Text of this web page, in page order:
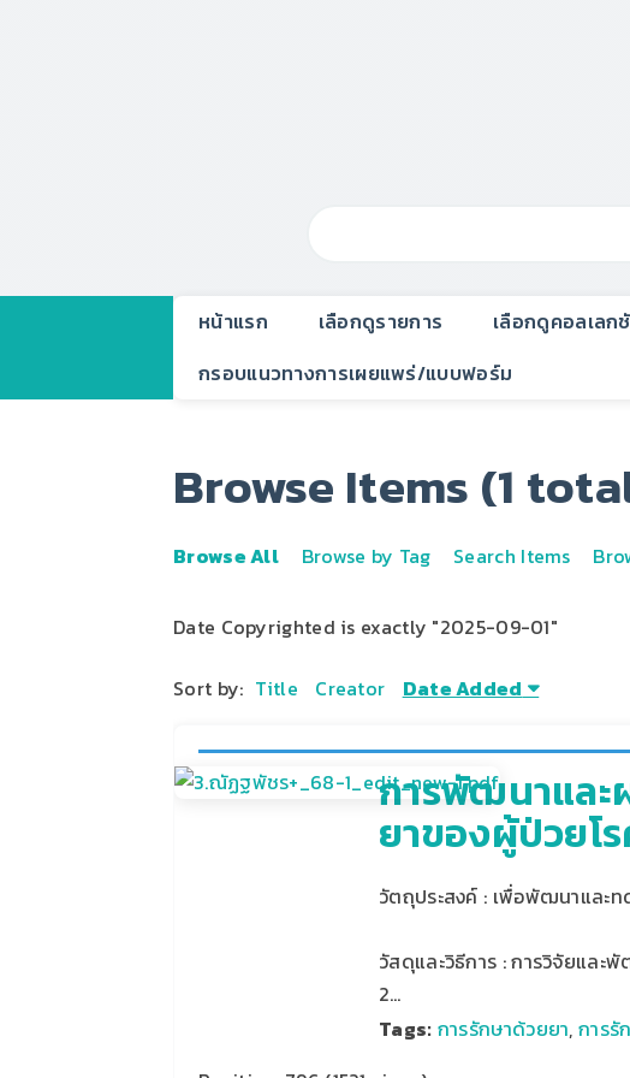
หน้าแรก เลือกดูรายการ เลือกดูคอลเลก
กรอบแนวทางการเผยแพร่/แบบฟอร์ม
Browse Items (1
Browse All Browse by Tag Search Items
Date Copyrighted is exactly "2025-09-01"
Sort by: Title Creator Date Added
การพัฒนาและ
ยาของผู้ป่วยโ
วัตถุประสงค์ : เพื่อพัฒนาและท
วัสดุและวิธีการ : การวิจัยและพั
2…
Tags: การรักษาด้วยยา,การรั